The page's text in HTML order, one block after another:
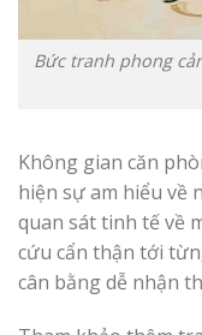
Bức tranh phong
Không gian căn
hiện sự am hiểu về
quan sát tinh tế về
cứu cẩn thận tới
cân bằng dễ nhận